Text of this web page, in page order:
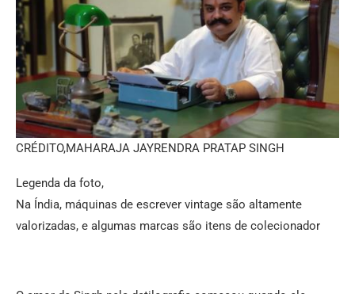
CRÉDITO,MAHARAJA JAYRENDRA PRATAP SINGH
Legenda da foto,
Na Índia, máquinas de escrever vintage são altamente
valorizadas, e algumas marcas são itens de colecionador